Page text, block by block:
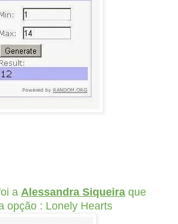
a Alessandra Siqueira que
opção : Lonely Hearts